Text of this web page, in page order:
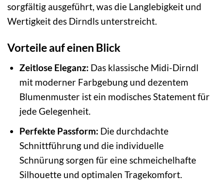
sorgfältig ausgeführt, was die Langlebigkeit und
Wertigkeit des Dirndls unterstreicht.
Vorteile auf einen Blick
Zeitlose Eleganz: Das klassische Midi-Dirndl
mit moderner Farbgebung und dezentem
Blumenmuster ist ein modisches Statement für
jede Gelegenheit.
Perfekte Passform: Die durchdachte
Schnittführung und die individuelle
Schnürung sorgen für eine schmeichelhafte
Silhouette und optimalen Tragekomfort.